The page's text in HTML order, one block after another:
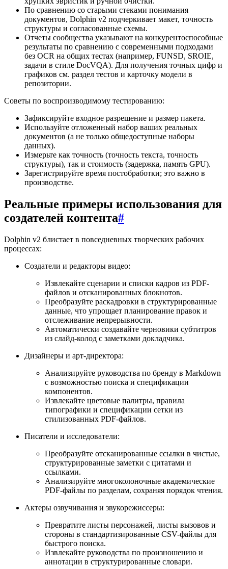
По сравнению со старыми стеками понимания
документов, Dolphin v2 подчеркивает макет, точность
структуры и согласованные схемы.
Отчеты сообщества указывают на конкурентоспособные
результаты по сравнению с современными подходами
без OCR на общих тестах (например, FUNSD, SROIE,
задачи в стиле DocVQA). Для получения точных цифр и
графиков см. раздел тестов и карточку модели в
репозитории.
Советы по воспроизводимому тестированию:
Зафиксируйте входное разрешение и размер пакета.
Используйте отложенный набор ваших реальных
документов (а не только общедоступные наборы
данных).
Измерьте как точность (точность текста, точность
структуры), так и стоимость (задержка, память GPU).
Зарегистрируйте время постобработки; это важно в
производстве.
Реальные примеры использования для
создателей контента#
Dolphin v2 блистает в повседневных творческих рабочих
процессах:
Создатели и редакторы видео:
Извлекайте сценарии и списки кадров из PDF-
файлов и отсканированных блокнотов.
Преобразуйте раскадровки в структурированные
данные, что упрощает планирование правок и
отслеживание непрерывности.
Автоматически создавайте черновики субтитров
из слайд-колод с заметками докладчика.
Дизайнеры и арт-директора:
Анализируйте руководства по бренду в Markdown
с возможностью поиска и спецификации
компонентов.
Извлекайте цветовые палитры, правила
типографики и спецификации сетки из
стилизованных PDF-файлов.
Писатели и исследователи:
Преобразуйте отсканированные ссылки в чистые,
структурированные заметки с цитатами и
ссылками.
Анализируйте многоколоночные академические
PDF-файлы по разделам, сохраняя порядок чтения.
Актеры озвучивания и звукорежиссеры:
Превратите листы персонажей, листы вызовов и
стороны в стандартизированные CSV-файлы для
быстрого поиска.
Извлекайте руководства по произношению и
аннотации в структурированные словари.